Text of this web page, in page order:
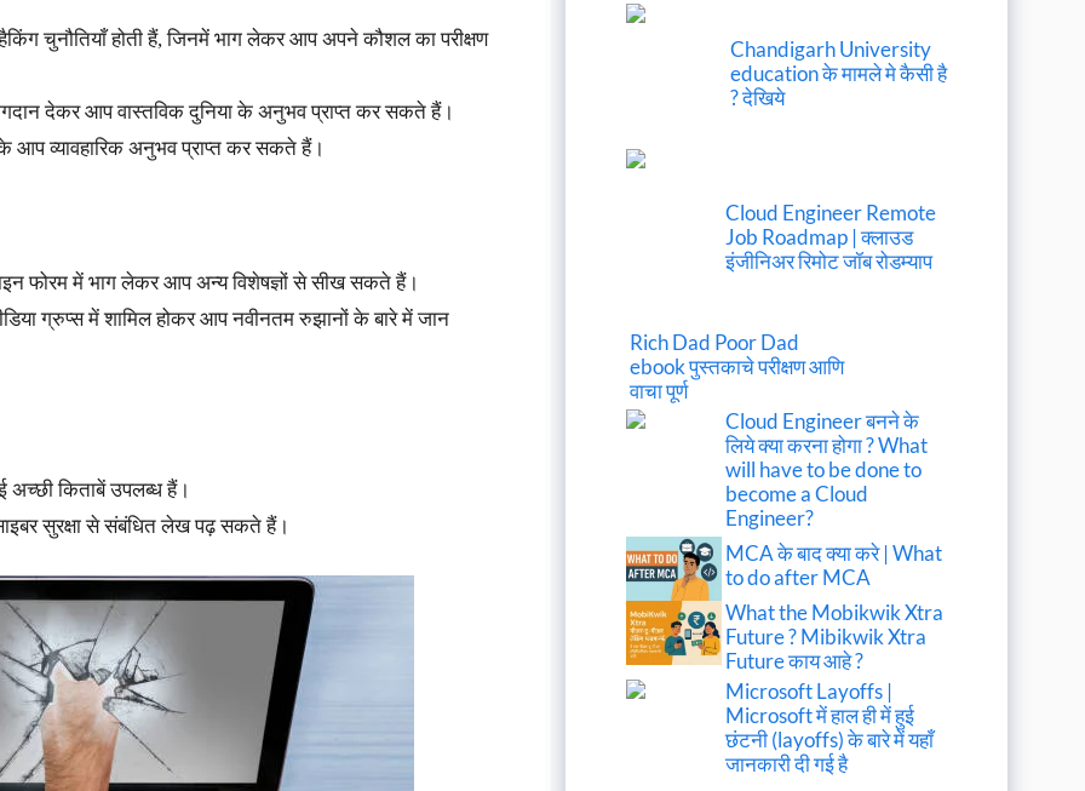
चुनौतियाँ होती हैं, जिनमें भाग लेकर आप अपने कौशल का परीक्षण
देकर आप वास्तविक दुनिया के अनुभव प्राप्त कर सकते हैं।
आप व्यावहारिक अनुभव प्राप्त कर सकते हैं।
फोरम में भाग लेकर आप अन्य विशेषज्ञों से सीख सकते हैं।
ग्रुप्स में शामिल होकर आप नवीनतम रुझानों के बारे में जान
अच्छी किताबें उपलब्ध हैं।
सुरक्षा से संबंधित लेख पढ़ सकते हैं।
Chandigarh University
education के मामले मे कैसी है
? देखिये
Cloud Engineer Remote
Job Roadmap | क्लाउड
इंजीनिअर रिमोट जॉब रोडम्याप
Rich Dad Poor Dad
ebook पुस्तकाचे परीक्षण आणि
वाचा पूर्ण
Cloud Engineer बनने के
लिये क्या करना होगा ? What
will have to be done to
become a Cloud
Engineer?
MCA के बाद क्या करे | What
to do after MCA
What the Mobikwik Xtra
Future ? Mibikwik Xtra
Future काय आहे ?
Microsoft Layoffs |
Microsoft में हाल ही में हुई
छंटनी (layoffs) के बारे में यहाँ
जानकारी दी गई है